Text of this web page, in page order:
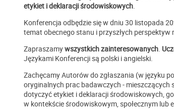
etykiet i deklaracji środowiskowych.
Konferencja odbędzie się w dniu 30 listopada
temat obecnego stanu i przyszłych
Zapraszamywszystkich zainteresowanych.
Językami Konferencji są polski i angielski.
Zachęcamy Autorów do zgłaszania (w języku
oryginalnych prac badawczych - mieszczących
dotyczyć etykiet i deklaracji środowiskowych,
w kontekście środowiskowym, społecznym lub